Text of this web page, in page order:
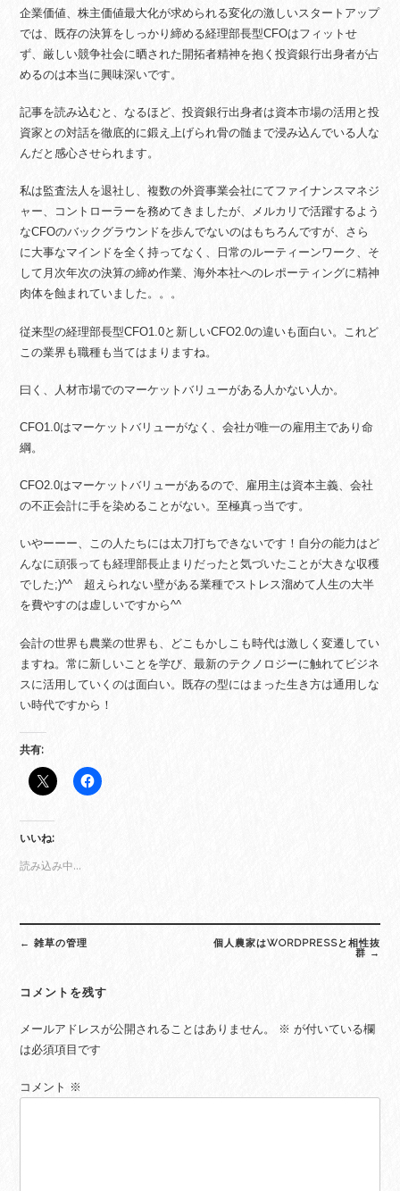
企業価値、株主価値最大化が求められる変化の激しいスタートアップ
では、既存の決算をしっかり締める経理部長型CFOはフィットせ
ず、厳しい競争社会に晒された開拓者精神を抱く投資銀行出身者が占
めるのは本当に興味深いです。
記事を読み込むと、なるほど、投資銀行出身者は資本市場の活用と投
資家との対話を徹底的に鍛え上げられ骨の髄まで浸み込んでいる人な
んだと感心させられます。
私は監査法人を退社し、複数の外資事業会社にてファイナンスマネジ
ャー、コントローラーを務めてきましたが、メルカリで活躍するよう
なCFOのバックグラウンドを歩んでないのはもちろんですが、さら
に大事なマインドを全く持ってなく、日常のルーティーンワーク、そ
して月次年次の決算の締め作業、海外本社へのレポーティングに精神
肉体を蝕まれていました。。。
従来型の経理部長型CFO1.0と新しいCFO2.0の違いも面白い。これど
この業界も職種も当てはまりますね。
曰く、人材市場でのマーケットバリューがある人かない人か。
CFO1.0はマーケットバリューがなく、会社が唯一の雇用主であり命
綱。
CFO2.0はマーケットバリューがあるので、雇用主は資本主義、会社
の不正会計に手を染めることがない。至極真っ当です。
いやーーー、この人たちには太刀打ちできないです！自分の能力はど
んなに頑張っても経理部長止まりだったと気づいたことが大きな収穫
でした;)^^ 超えられない壁がある業種でストレス溜めて人生の大半
を費やすのは虚しいですから^^
会計の世界も農業の世界も、どこもかしこも時代は激しく変遷してい
ますね。常に新しいことを学び、最新のテクノロジーに触れてビジネ
スに活用していくのは面白い。既存の型にはまった生き方は通用しな
い時代ですから！
共有:
いいね:
読み込み中…
Post
navigation
← 雑草の管理 個人農家はWORDPRESSと相性抜
群 →
コメントを残す
メールアドレスが公開されることはありません。 ※ が付いている欄
は必須項目です
コメント ※